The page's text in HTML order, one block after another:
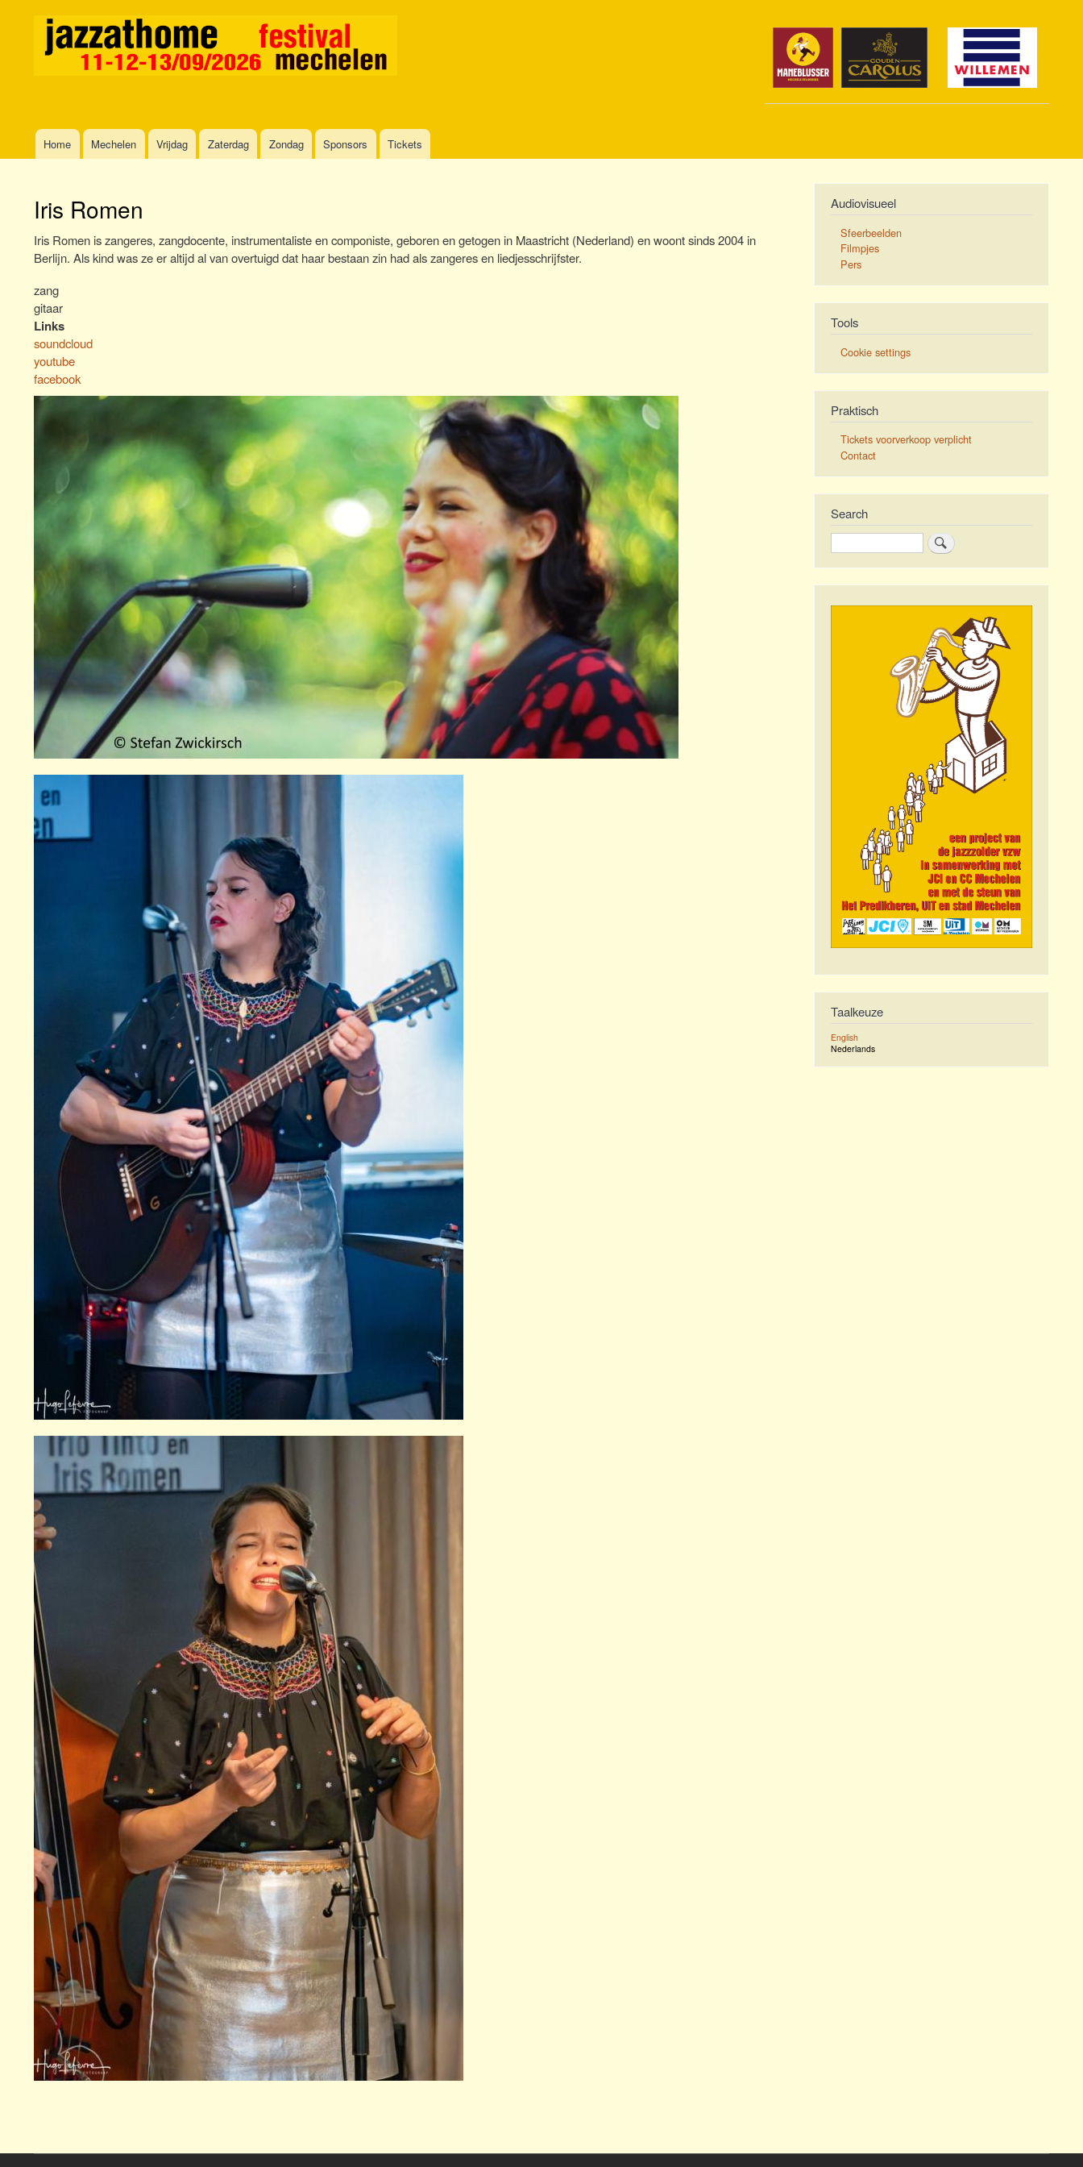
MainHome Mechelen Vrijdag Zaterdag Zondag Sponsors Tickets
Iris Romen
Iris Romen is zangeres, zangdocente, instrumentaliste en componiste, geboren en getogen in Maastricht (Nederland) en woont sinds 2004 in
Berlijn. Als kind was ze er altijd al van overtuigd dat haar bestaan zin had als zangeres en liedjesschrijfster.
zang
gitaar
Links
soundcloud
youtube
facebook
Audiovisueel
Sfeerbeelden
Filmpjes
Pers
Tools
Cookie settings
Praktisch
Tickets voorverkoop verplicht
Contact
Search
Zoeken
Taalkeuze
English
Nederlands